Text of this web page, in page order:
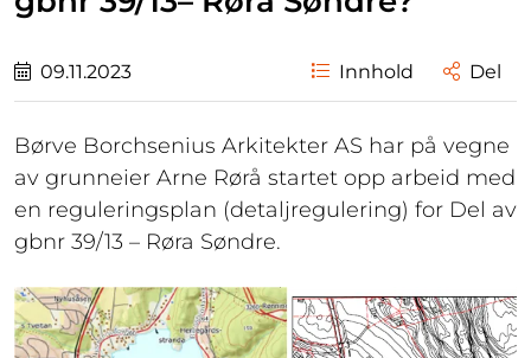
09.11.2023 Innhold Del
Børve Borchsenius Arkitekter AS har på vegne
av grunneier Arne Rørå startet opp arbeid med
en reguleringsplan (detaljregulering) for Del av
gbnr 39/13 – Røra Søndre.